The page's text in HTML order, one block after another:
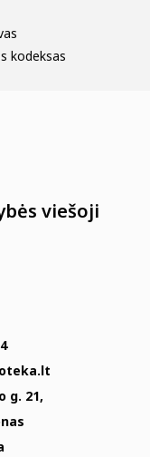
kodeksas
viešoji
g. 21,